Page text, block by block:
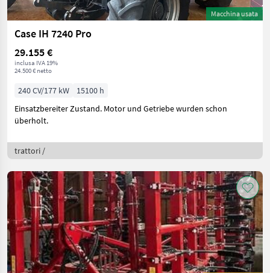
Macchina usata
Case IH 7240 Pro
29.155 €
inclusa IVA 19%
24.500 € netto
240 CV/177 kW
15100 h
Einsatzbereiter Zustand. Motor und Getriebe wurden schon
überholt.
trattori /